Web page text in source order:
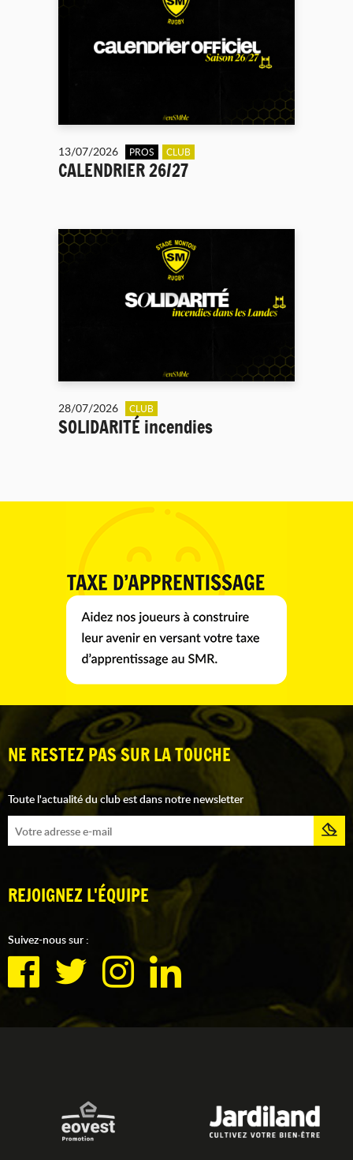
13/07/2026 PROS CLUB
CALENDRIER 26/27
28/07/2026 CLUB
SOLIDARITÉ incendies
NE RESTEZ PAS SUR LA TOUCHE
Toute l'actualité du club est dans notre newsletter
REJOIGNEZ L'ÉQUIPE
Suivez-nous sur :